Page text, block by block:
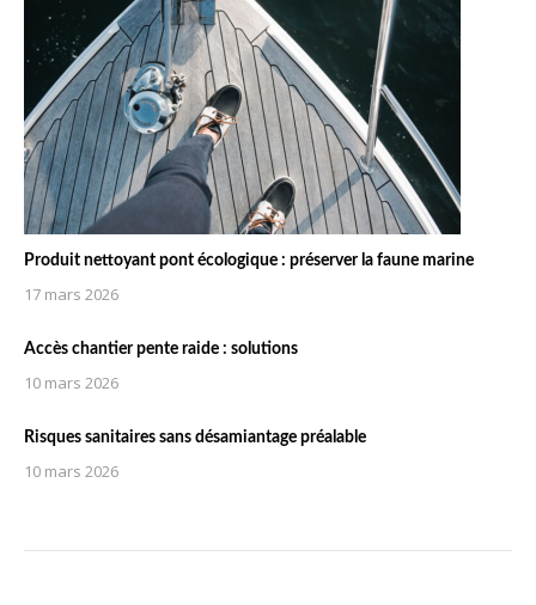
Produit nettoyant pont écologique : préserver la faune marine
17 mars 2026
Accès chantier pente raide : solutions
10 mars 2026
Risques sanitaires sans désamiantage préalable
10 mars 2026